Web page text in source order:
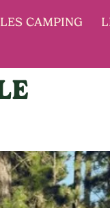
LES CAMPING